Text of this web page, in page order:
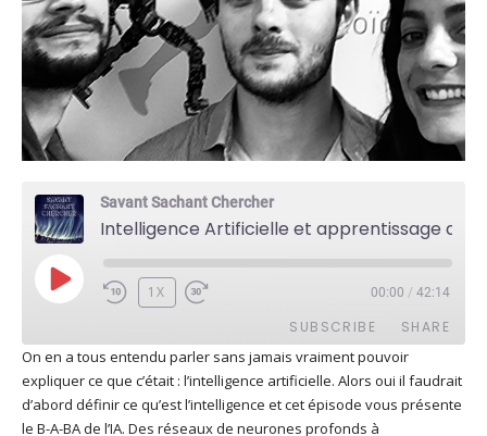
Savant Sachant Chercher
PLAY
EPISODE
1X 00:00 / 42:14
SUBSCRIBE SHARE
Apple Podcasts Deezer
Google Play PocketCasts
SHARE
On en a tous entendu parler sans jamais vraiment pouvoir
expliquer ce que c’était : l’intelligence artificielle. Alors oui il faudrait
d’abord définir ce qu’est l’intelligence et cet épisode vous présente
le B-A-BA de l’IA. Des réseaux de neurones profonds à